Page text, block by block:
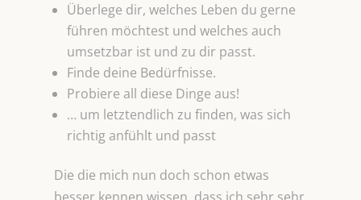
Überlege dir, welches Leben du gerne
führen möchtest und welches auch
umsetzbar ist und zu dir passt.
Finde deine Bedürfnisse.
Probiere all diese Dinge aus!
… um letztendlich zu finden, was sich
richtig anfühlt und passt
Die die mich nun doch schon etwas